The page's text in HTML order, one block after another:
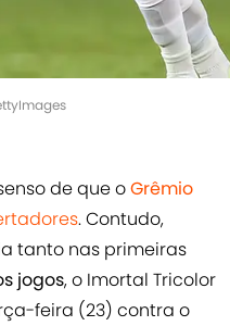
de que oGrêmio
. Contudo,
tanto nas primeiras
jogos, o Imortal Tricolor
feira (23) contra o